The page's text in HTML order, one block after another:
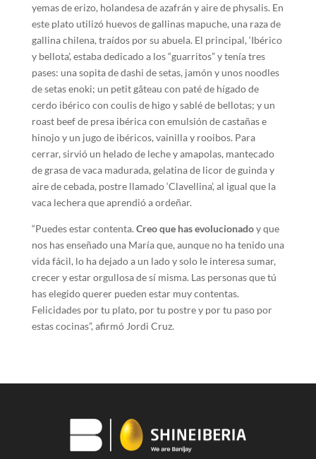
yemas de erizo, holandesa de azafrán y aire de physalis. En
este plato utilizó huevos de gallinas mapuche, una raza de
gallina chilena, traídos por su abuela. El principal, ‘Ibérico
y bellota’, estaba dedicado a los “guarritos” y tenía tres
pases: una sopita de dashi de setas, jamón y unos noodles
de setas enoki; un petit gâteau con paté de hígado de
cerdo ibérico con coulis de higo y sablé de bellotas; y un
roast beef de presa ibérica con emulsión de castañas e
hinojo y un jugo de ibéricos, vainilla y rooibos. Para
cerrar, sirvió un helado de leche y amapolas, mantecado
de grasa de vaca madurada, gelatina de licor de guinda y
aire de cebada, postre llamado ‘Clavellina’, al igual que la
vaca lechera que aprendió a ordeñar.
“Puedes estar contenta. Creo que has evolucionadoy que
nos has enseñado una María que, aunque no ha tenido una
vida fácil, lo ha dejado a un lado y solo le interesa sumar,
crecer y estar orgullosa de sí misma. Las personas que tú
has elegido querer pueden estar muy contentas.
Felicidades por tu plato, por tu postre y por tu paso por
estas cocinas”, afirmó Jordi Cruz.